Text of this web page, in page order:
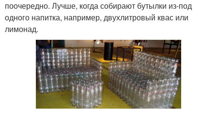
поочередно. Лучше, когда собирают бутылки из-под
одного напитка, например, двухлитровый квас или
лимонад.